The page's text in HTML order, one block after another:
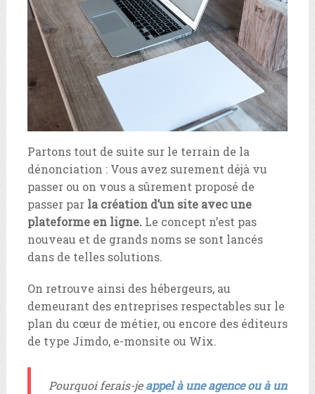
Partons tout de suite sur le terrain de la
dénonciation : Vous avez surement déjà vu
passer ou on vous a sûrement proposé de
passer par la création d’un site avec une
plateforme en ligne.Le concept n’est pas
nouveau et de grands noms se sont lancés
dans de telles solutions.
On retrouve ainsi des hébergeurs, au
demeurant des entreprises respectables sur le
plan du cœur de métier, ou encore des éditeurs
de type Jimdo, e-monsite ou Wix.
Pourquoi ferais-jeappel à une agence ou à un